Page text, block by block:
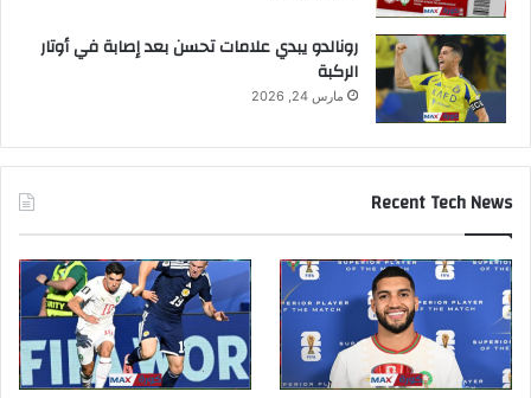
رونالدو يبدي علامات تحسن بعد إصابة في أوتار
الركبة
مارس 24, 2026
Recent Tech News